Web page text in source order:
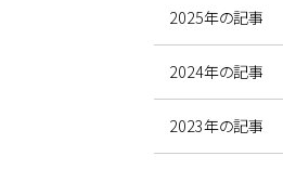
2025年の記事
2024年の記事
2023年の記事